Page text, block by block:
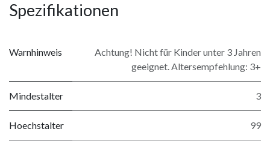
Spezifikationen
Warnhinweis
Achtung! Nicht für Kinder unter 3 Jahren
geeignet. Altersempfehlung: 3+
Mindestalter 3
Hoechstalter 99